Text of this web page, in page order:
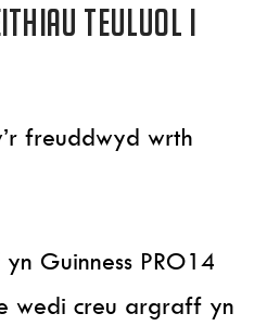
teuluol i
freuddwyd wrth
Guinness PRO14
wedi creu argraff yn